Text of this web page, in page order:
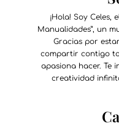
¡Hola! Soy Celes,
Manualidades”, un
Gracias por
compartir contigo
apasiona hacer. Te
creatividad